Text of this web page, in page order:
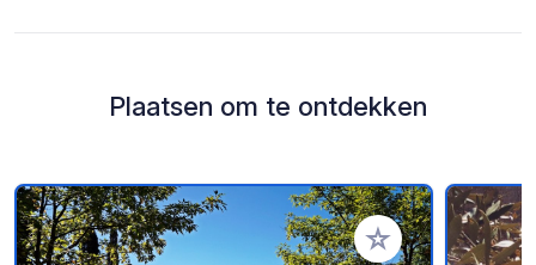
Plaatsen om te ontdekken